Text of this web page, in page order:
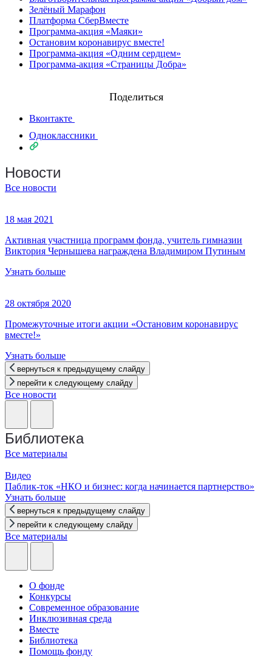
Зелёный Марафон
Платформа СберВместе
Программа-акция «Маяки»
Остановим коронавирус вместе!
Программа-акция «Одним сердцем»
Программа-акция «Страницы Добра»
Поделиться
Вконтакте
Одноклассники
Новости
Все новости
18 мая 2021
Активная участница программ фонда, учитель гимназии
Виктория Чернышева награждена Владимиром Путиным
Узнать больше
28 октября 2020
Промежуточные итоги акции «Остановим коронавирус
вместе!»
Узнать больше
вернуться к предыдущему слайду
перейти к следующему слайду
Все новости
Библиотека
Все материалы
Видео
Паблик-ток «НКО и бизнес: когда начинается партнерство»
Узнать больше
вернуться к предыдущему слайду
перейти к следующему слайду
Все материалы
О фонде
Конкурсы
Современное образование
Инклюзивная среда
Вместе
Библиотека
Помощь фонду